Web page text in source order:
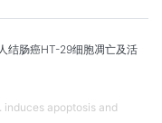
结肠癌HT-29细胞凋亡及活
apoptosis and